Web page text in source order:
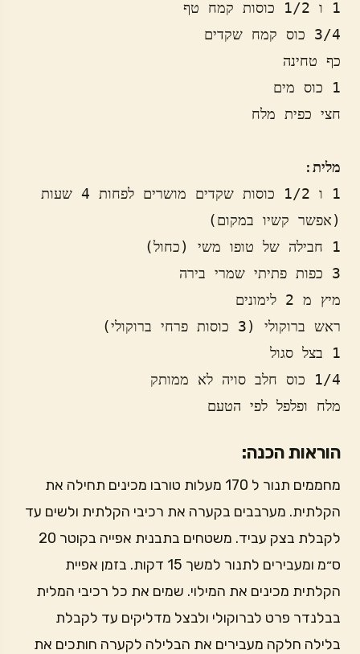
מלית
מלח ופלפל לפי הטעם
הוראות הכנה:
מחממים תנור ל 170 מעלות טורבו מכינים תחילה את
הקלתית. מערבבים בקערה את רכיבי הקלתית ולשים עד
לקבלת בצק עביד. משטחים בתבנית אפייה בקוטר 20
ס״מ ומעבירים לתנור למשך 15 דקות. בזמן אפיית
הקלתית מכינים את המילוי. שמים את כל רכיבי המלית
בבלנדר פרט לברוקולי ולבצל מדליקים עד לקבלת
בלילה חלקה מעבירים את הבלילה לקערה חותכים את